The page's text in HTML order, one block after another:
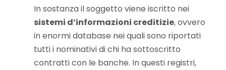
In sostanza il soggetto viene iscritto nei
sistemi d’informazioni creditizie, ovvero
in enormi database nei quali sono riportati
tutti i nominativi di chi ha sottoscritto
contratti con le banche. In questi registri,